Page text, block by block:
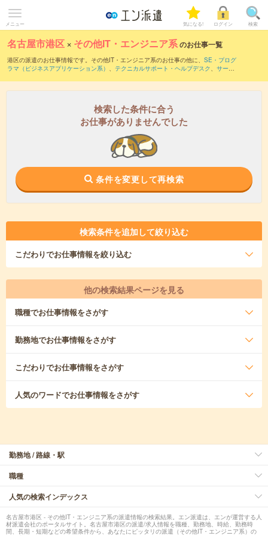
メニュー 気になる! ログイン 検索
名古屋市港区 × その他IT・エンジニア系のお仕事一覧
港区の派遣のお仕事情報です。その他IT・エンジニア系のお仕事の他に、 SE・プログ
ラマ（ビジネスアプリケーション系） 、 テクニカルサポート・ヘルプデスク 、 サー
検索した条件に合う
お仕事がありませんでした
条件を変更して再検索
検索条件を追加して絞り込む
こだわりでお仕事情報を絞り込む
他の検索結果ページを見る
職種でお仕事情報をさがす
勤務地でお仕事情報をさがす
こだわりでお仕事情報をさがす
人気のワードでお仕事情報をさがす
勤務地 / 路線・駅
職種
人気の検索インデックス
名古屋市港区 - その他IT・エンジニア系の派遣情報の検索結果。エン派遣は、エンが運営する人
材派遣会社のポータルサイト。名古屋市港区の派遣/求人情報を職種、勤務地、時給、勤務時
間、長期・短期などの希望条件から、あなたにピッタリの派遣（その他IT・エンジニア系）の